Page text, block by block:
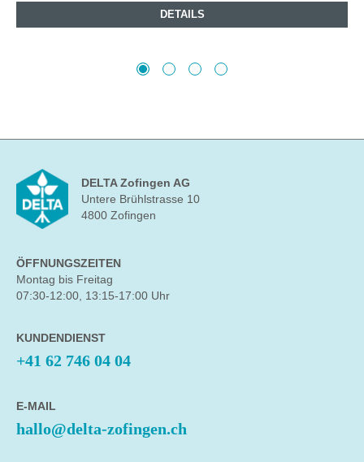
DETAILS
DELTA Zofingen AG
Untere Brühlstrasse 10
4800 Zofingen
ÖFFNUNGSZEITEN
Montag bis Freitag
07:30-12:00, 13:15-17:00 Uhr
KUNDENDIENST
+41 62 746 04 04
E-MAIL
hallo@delta-zofingen.ch